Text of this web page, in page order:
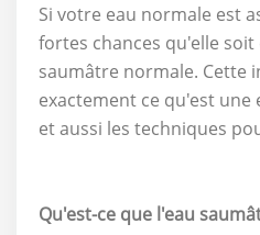
Si votre eau normale est
fortes chances qu'elle soit
saumâtre normale. Cette
exactement ce qu'est
et aussi les techniques
Qu'est-ce que l'eau